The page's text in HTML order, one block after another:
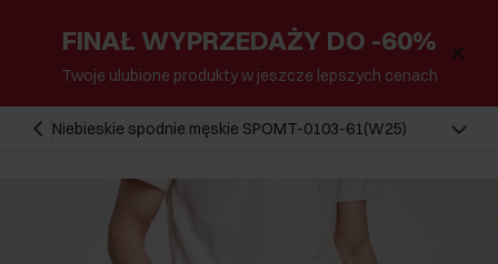
FINAŁ WYPRZEDAŻY DO -60%
Twoje ulubione produkty w jeszcze lepszych cenach
Niebieskie spodnie męskie SPOMT-0103-61(W25)